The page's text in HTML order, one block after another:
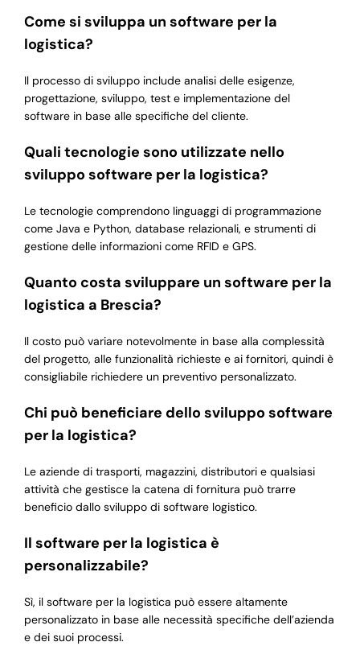
Come si sviluppa un software per la
logistica?
Il processo di sviluppo include analisi delle esigenze,
progettazione, sviluppo, test e implementazione del
software in base alle specifiche del cliente.
Quali tecnologie sono utilizzate nello
sviluppo software per la logistica?
Le tecnologie comprendono linguaggi di programmazione
come Java e Python, database relazionali, e strumenti di
gestione delle informazioni come RFID e GPS.
Quanto costa sviluppare un software per la
logistica a Brescia?
Il costo può variare notevolmente in base alla complessità
del progetto, alle funzionalità richieste e ai fornitori, quindi è
consigliabile richiedere un preventivo personalizzato.
Chi può beneficiare dello sviluppo software
per la logistica?
Le aziende di trasporti, magazzini, distributori e qualsiasi
attività che gestisce la catena di fornitura può trarre
beneficio dallo sviluppo di software logistico.
Il software per la logistica è
personalizzabile?
Sì, il software per la logistica può essere altamente
personalizzato in base alle necessità specifiche dell’azienda
e dei suoi processi.